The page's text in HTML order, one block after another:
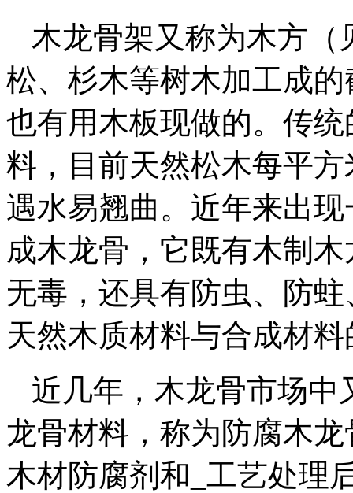
木龙骨架又称为木方（
松、杉木等树木加工成
也有用木板现做的。传
料，目前天然松木每平
遇水易翘曲。近年来出
成木龙骨，它既有木制
无毒，还具有防虫、防
天然木质材料与合成材
近几年，木龙骨市场中
龙骨材料，称为防腐木
木材防腐剂和_工艺处理